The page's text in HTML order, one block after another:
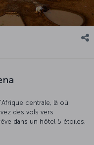
centrale, là où
des vols vers
dans un hôtel 5 étoiles.
n’a de cesse de